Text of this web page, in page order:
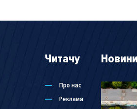
Читачу
Про нас
Реклама